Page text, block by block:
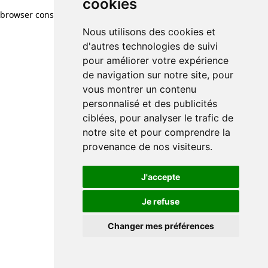
cookies
Nous utilisons des cookies et
d'autres technologies de suivi
pour améliorer votre expérience
de navigation sur notre site, pour
vous montrer un contenu
personnalisé et des publicités
ciblées, pour analyser le trafic de
notre site et pour comprendre la
provenance de nos visiteurs.
J'accepte
Je refuse
Changer mes préférences
browser console for more information)